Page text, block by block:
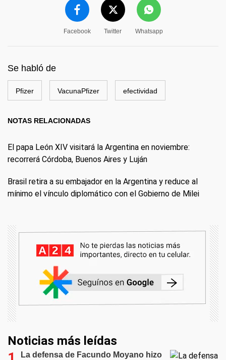
Facebook Twitter Whatsapp
Se habló de
Pfizer VacunaPfizer efectividad
NOTAS RELACIONADAS
El papa León XIV visitará la Argentina en noviembre:
recorrerá Córdoba, Buenos Aires y Luján
Brasil retira a su embajador en la Argentina y reduce al
mínimo el vínculo diplomático con el Gobierno de Milei
Noticias más leídas
La defensa de Facundo Moyano hizo